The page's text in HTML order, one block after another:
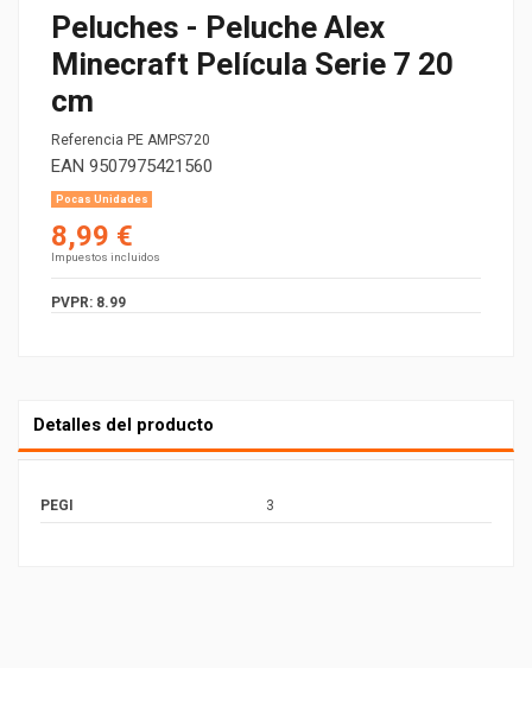
Peluches - Peluche Alex
Minecraft Película Serie 7 20
cm
Referencia PE AMPS720
EAN 9507975421560
Pocas Unidades
8,99 €
Impuestos incluidos
PVPR: 8.99
Detalles del producto
PEGI 3